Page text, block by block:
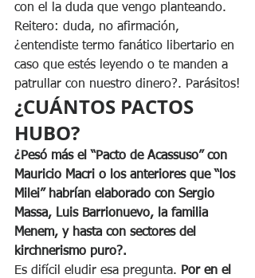
con el la duda que vengo planteando.
Reitero: duda, no afirmación,
¿entendiste termo fanático libertario en
caso que estés leyendo o te manden a
patrullar con nuestro dinero?. Parásitos!
¿CUÁNTOS PACTOS
HUBO?
¿Pesó más el “Pacto de Acassuso” con
Mauricio Macri o los anteriores que “los
Milei” habrían elaborado con Sergio
Massa, Luis Barrionuevo, la familia
Menem, y hasta con sectores del
kirchnerismo puro?.
Es difícil eludir esa pregunta. Por en el